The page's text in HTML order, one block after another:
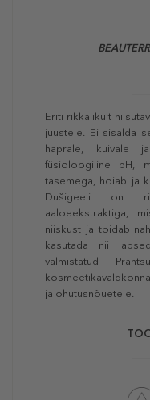
Eriti rikkalikult
juustele. Ei sisalda
haprale, kuivale
füsioloogiline pH,
tasemega, hoiab ja
Dušigeeli on
aaloeekstraktiga,
niiskust ja toidab
kasutada nii
valmistatud
ja ohutusnõuetele.